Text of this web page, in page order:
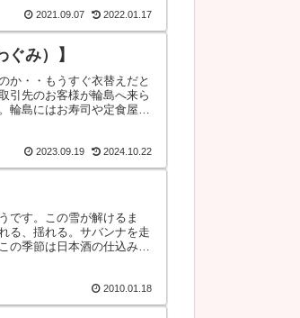
2021.09.07 2022.01.17
み）】
か・・もうすぐ衣替えだと
引先のお客様が輪島へ来ら
島にはお寿司や定食屋、
2023.09.19 2024.10.22
です。この雪が解けるま
る、揺れる。サバンナを走
の季節は日本酒の仕込み時
2010.01.18